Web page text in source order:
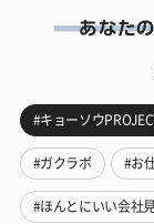
#キョーソウ
#ガクラボ #お
#ほんとにいい会社